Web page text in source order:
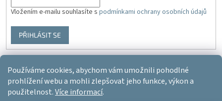
Používáme cookies, abychom vám umožnili pohodlné
prohlížení webu a mohli zlepšovat jeho funkce, výkon a
použitelnost.Více informací.
Vložením e-mailu souhlasíte s podmínkami ochrany osobních údajů
PŘIHLÁSIT SE
Vytvořil Shoptet